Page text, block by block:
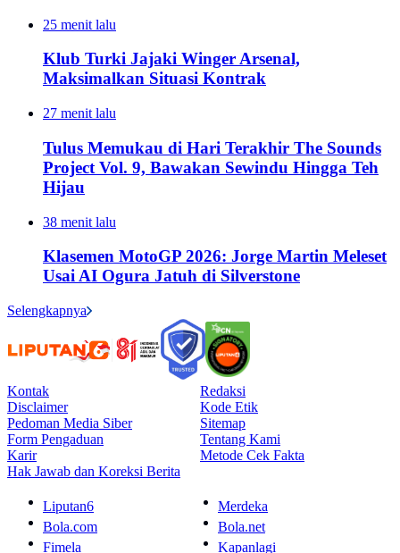
25 menit lalu
Klub Turki Jajaki Winger Arsenal,
Maksimalkan Situasi Kontrak
27 menit lalu
Tulus Memukau di Hari Terakhir The Sounds
Project Vol. 9, Bawakan Sewindu Hingga Teh
Hijau
38 menit lalu
Klasemen MotoGP 2026: Jorge Martin Meleset
Usai AI Ogura Jatuh di Silverstone
Selengkapnya
Kontak
Redaksi
Disclaimer
Kode Etik
Pedoman Media Siber
Sitemap
Form Pengaduan
Tentang Kami
Karir
Metode Cek Fakta
Hak Jawab dan Koreksi Berita
Liputan6
Merdeka
Bola.com
Bola.net
Fimela
Kapanlagi